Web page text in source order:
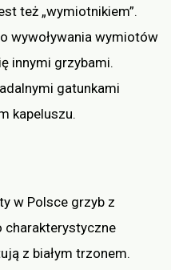
też „wymiotnikiem”.
wywoływania wymiotów
innymi grzybami.
gatunkami
kapeluszu.
w Polsce grzyb z
charakterystyczne
z białym trzonem.